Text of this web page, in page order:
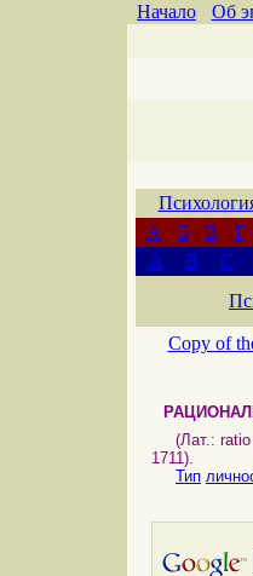
Начало Об
А
Б В Г
A
B C
Copy of
(Лат.: ratio
1711).
Тип